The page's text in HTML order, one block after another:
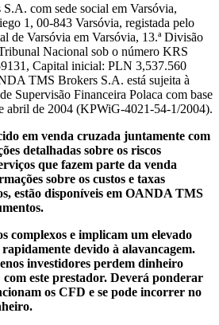
com sede social em Varsóvia,
1, 00-843 Varsóvia, registada pelo
de Varsóvia em Varsóvia, 13.ª Divisão
Nacional sob o número KRS
Capital inicial: PLN 3,537.560
TMS Brokers S.A. está sujeita à
Supervisão Financeira Polaca com base
abril de 2004 (KPWiG-4021-54-1/2004).
em venda cruzada juntamente com
detalhadas sobre os riscos
que fazem parte da venda
sobre os custos e taxas
estão disponíveis em OANDA TMS
complexos e implicam um elevado
devido à alavancagem.
investidores perdem dinheiro
este prestador. Deverá ponderar
os CFD e se pode incorrer no